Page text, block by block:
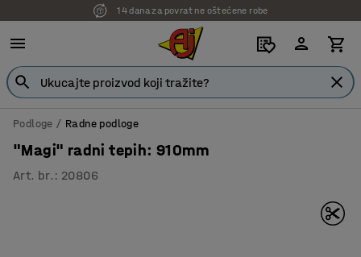
7 godina garancije
Podloge Radne podloge
"Magi" radni tepih: 910mm
Art. br. : 20806